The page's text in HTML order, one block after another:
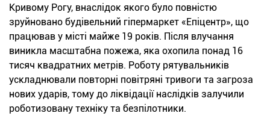
Кривому Рогу, внаслідок якого було повністю
зруйновано будівельний гіпермаркет «Епіцентр», що
працював у місті майже 19 років. Після влучання
виникла масштабна пожежа, яка охопила понад 16
тисяч квадратних метрів. Роботу рятувальників
ускладнювали повторні повітряні тривоги та загроза
нових ударів, тому до ліквідації наслідків залучили
роботизовану техніку та безпілотники.